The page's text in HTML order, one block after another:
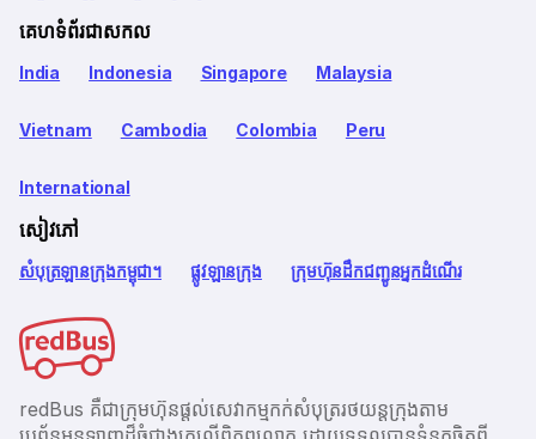
គេហទំព័រជាសកល
India Indonesia Singapore Malaysia
Vietnam Cambodia Colombia Peru
International
សៀវភៅ
សំបុត្រឡានក្រុងកម្ពុជា។ ផ្លូវឡានក្រុង ក្រុមហ៊ុនដឹកជញ្ជូនអ្នកដំណើរ
redBus គឺជាក្រុមហ៊ុនផ្តល់សេវាកម្មកក់សំបុត្ររថយន្តក្រុងតាម